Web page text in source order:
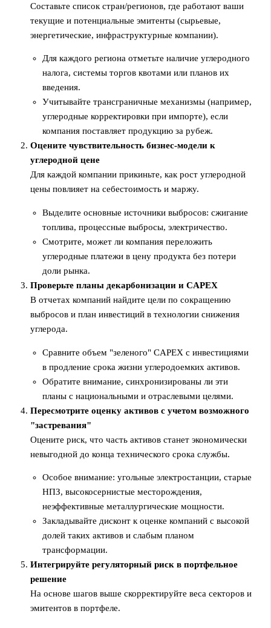
Составьте список стран/регионов, где работают ваши
текущие и потенциальные эмитенты (сырьевые,
энергетические, инфраструктурные компании).
Для каждого региона отметьте наличие углеродного
налога, системы торгов квотами или планов их
введения.
Учитывайте трансграничные механизмы (например,
углеродные корректировки при импорте), если
компания поставляет продукцию за рубеж.
Оцените чувствительность бизнес-модели к
углеродной цене
Для каждой компании прикиньте, как рост углеродной
цены повлияет на себестоимость и маржу.
Выделите основные источники выбросов: сжигание
топлива, процессные выбросы, электричество.
Смотрите, может ли компания переложить
углеродные платежи в цену продукта без потери
доли рынка.
Проверьте планы декарбонизации и CAPEX
В отчетах компаний найдите цели по сокращению
выбросов и план инвестиций в технологии снижения
углерода.
Сравните объем "зеленого" CAPEX с инвестициями
в продление срока жизни углеродоемких активов.
Обратите внимание, синхронизированы ли эти
планы с национальными и отраслевыми целями.
Пересмотрите оценку активов с учетом возможного
"застревания"
Оцените риск, что часть активов станет экономически
невыгодной до конца технического срока службы.
Особое внимание: угольные электростанции, старые
НПЗ, высокосернистые месторождения,
неэффективные металлургические мощности.
Закладывайте дисконт к оценке компаний с высокой
долей таких активов и слабым планом
трансформации.
Интегрируйте регуляторный риск в портфельное
решение
На основе шагов выше скорректируйте веса секторов и
эмитентов в портфеле.